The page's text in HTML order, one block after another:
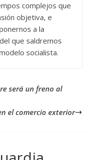
complejos que
objetiva, e
a la
que saldremos
socialista.
será un freno al
el comercio exterior